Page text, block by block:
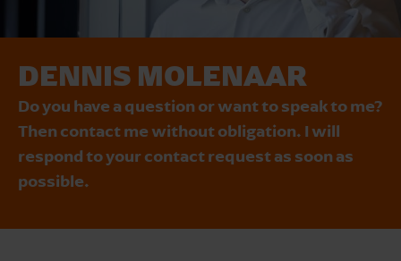
DENNIS MOLENAAR
Do you have a question or want to speak to me?
Then contact me without obligation. I will
respond to your contact request as soon as
possible.